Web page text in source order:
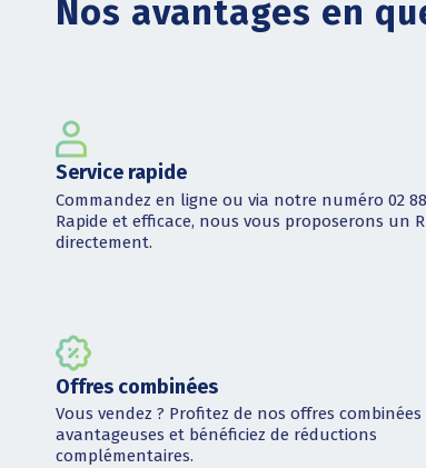
Nos avantages en
Service rapide
Commandez en ligne ou via notre numéro 02
Rapide et efficace, nous vous proposerons un
directement.
Offres combinées
Vous vendez ? Profitez de nos offres combinées
avantageuses et bénéficiez de réductions
complémentaires.